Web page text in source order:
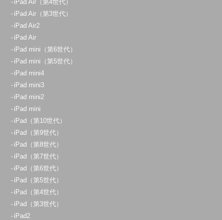
iPad Air（第4世代）
iPad Air（第3世代）
iPad Air2
iPad Air
iPad mini（第6世代）
iPad mini（第5世代）
iPad mini4
iPad mini3
iPad mini2
iPad mini
iPad（第10世代）
iPad（第9世代）
iPad（第8世代）
iPad（第7世代）
iPad（第6世代）
iPad（第5世代）
iPad（第4世代）
iPad（第3世代）
iPad2